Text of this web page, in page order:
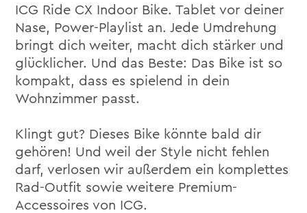
ICG Ride CX Indoor Bike. Tablet vor deiner
Nase, Power-Playlist an. Jede Umdrehung
bringt dich weiter, macht dich stärker und
glücklicher. Und das Beste: Das Bike ist so
kompakt, dass es spielend in dein
Wohnzimmer passt.
Klingt gut? Dieses Bike könnte bald dir
gehören! Und weil der Style nicht fehlen
darf, verlosen wir außerdem ein komplettes
Rad-Outfit sowie weitere Premium-
Accessoires von ICG.